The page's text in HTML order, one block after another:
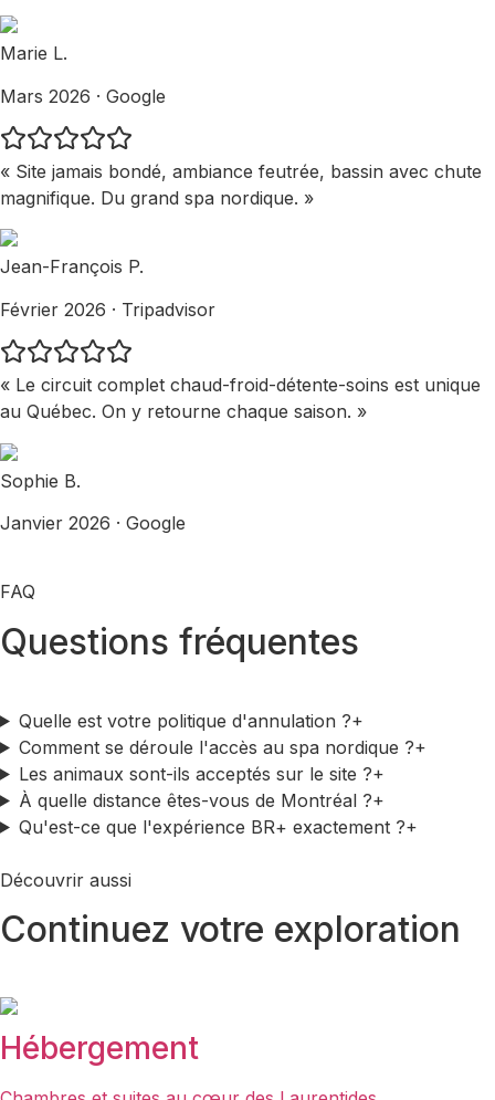
Marie L.
Mars 2026 · Google
« Site jamais bondé, ambiance feutrée, bassin avec chute
magnifique. Du grand spa nordique. »
Jean-François P.
Février 2026 · Tripadvisor
« Le circuit complet chaud-froid-détente-soins est unique
au Québec. On y retourne chaque saison. »
Sophie B.
Janvier 2026 · Google
FAQ
Questions fréquentes
Quelle est votre politique d'annulation ?+
Comment se déroule l'accès au spa nordique ?+
Les animaux sont-ils acceptés sur le site ?+
À quelle distance êtes-vous de Montréal ?+
Qu'est-ce que l'expérience BR+ exactement ?+
Découvrir aussi
Continuez votre exploration
Hébergement